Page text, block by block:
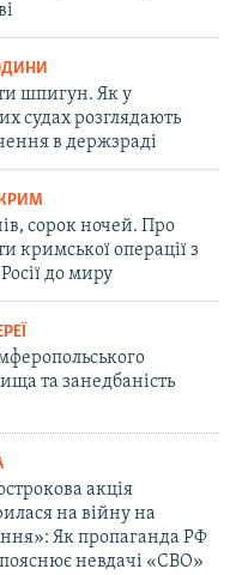
шпигун. Як у
судах розглядають
в держзраді
сорок ночей. Про
кримської операції з
до миру
та занедбаність
акція
на війну на
Як пропаганда РФ
невдачі «СВО»